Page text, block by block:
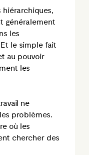
généralement
les
le simple fait
au pouvoir
les
ne
problèmes.
où les
chercher des